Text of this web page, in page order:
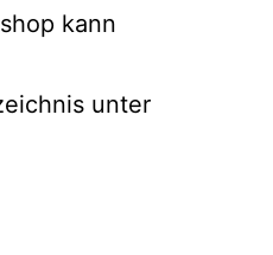
kann
unter